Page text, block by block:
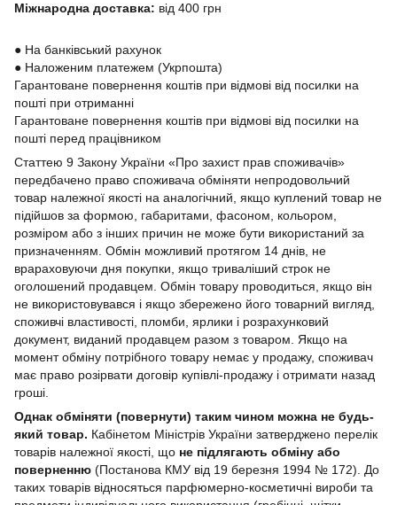
Міжнародна доставка: від 400 грн
● На банківський рахунок
● Наложеним платежем (Укрпошта)
Гарантоване повернення коштів при відмові від посилки на
пошті при отриманні
Гарантоване повернення коштів при відмові від посилки на
пошті перед працівником
Статтею 9 Закону України «Про захист прав споживачів»
передбачено право споживача обміняти непродовольчий
товар належної якості на аналогічний, якщо куплений товар не
підійшов за формою, габаритами, фасоном, кольором,
розміром або з інших причин не може бути використаний за
призначенням. Обмін можливий протягом 14 днів, не
врараховуючи дня покупки, якщо триваліший строк не
оголошений продавцем. Обмін товару проводиться, якщо він
не використовувався і якщо збережено його товарний вигляд,
споживчі властивості, пломби, ярлики і розрахунковий
документ, виданий продавцем разом з товаром. Якщо на
момент обміну потрібного товару немає у продажу, споживач
має право розірвати договір купівлі-продажу і отримати назад
гроші.
Однак обміняти (повернути) таким чином можна не будь-
який товар. Кабінетом Міністрів України затверджено перелік
товарів належної якості, що не підлягають обміну або
поверненню (Постанова КМУ від 19 березня 1994 № 172). До
таких товарів відносяться парфюмерно-косметичні вироби та